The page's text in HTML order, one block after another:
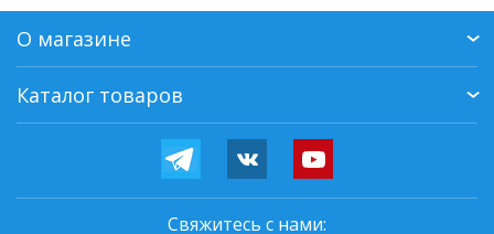
О магазине
Каталог товаров
Свяжитесь с нами: